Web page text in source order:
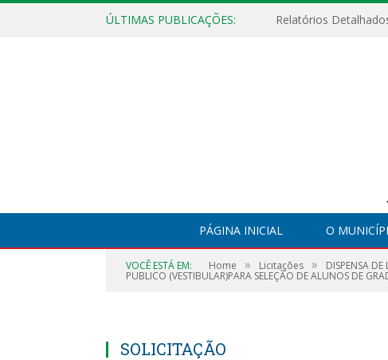
ÚLTIMAS PUBLICAÇÕES:
PÁGINA INICIAL O
VOCÊ ESTÁ EM: Home » Licitações » DISPENSA
PUBLICO (VESTIBULAR)PARA SELEÇÃO DE ALUNOS DE
SOLICITAÇÃO